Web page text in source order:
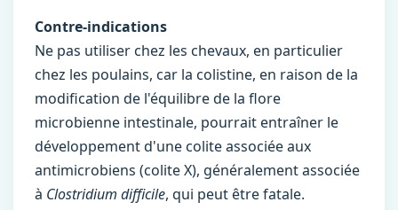
Contre-indications
Ne pas utiliser chez les chevaux, en particulier
chez les poulains, car la colistine, en raison de la
modification de l'équilibre de la flore
microbienne intestinale, pourrait entraîner le
développement d'une colite associée aux
antimicrobiens (colite X), généralement associée
à Clostridium difficile, qui peut être fatale.